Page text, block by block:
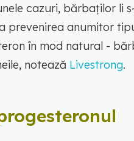
cazuri, bărbaților li
prevenirea anumitor
în mod natural -
notează Livestrong.